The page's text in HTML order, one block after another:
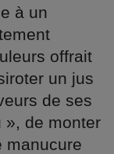
à un
offrait
un jus
de ses
», de monter
manucure